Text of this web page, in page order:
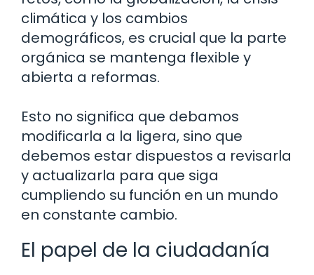
climática y los cambios
demográficos, es crucial que la parte
orgánica se mantenga flexible y
abierta a reformas.
Esto no significa que debamos
modificarla a la ligera, sino que
debemos estar dispuestos a revisarla
y actualizarla para que siga
cumpliendo su función en un mundo
en constante cambio.
El papel de la ciudadanía